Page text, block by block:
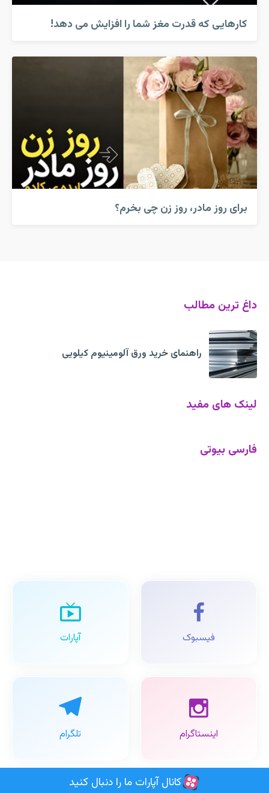
کارهایی که قدرت مغز شما را افزایش می دهد!
برای روز مادر، روز زن چی بخرم؟
داغ ترین مطالب
راهنمای خرید ورق آلومینیوم کیلویی
لینک های مفید
فارسی بیوتی
کانال آپارات ما را دنبال کنید
فیسبوک آپارات
اینستاگرام تلگرام